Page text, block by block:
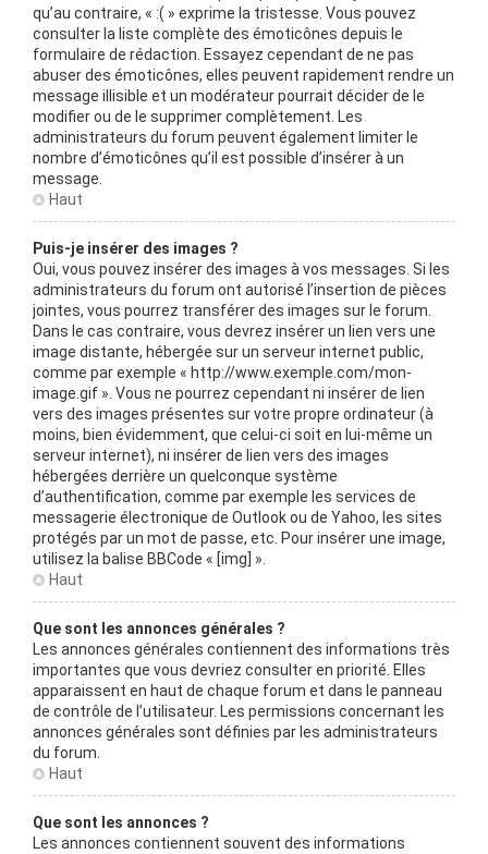
qu’au contraire, « :( » exprime la tristesse. Vous pouvez
consulter la liste complète des émoticônes depuis le
formulaire de rédaction. Essayez cependant de ne pas
abuser des émoticônes, elles peuvent rapidement rendre un
message illisible et un modérateur pourrait décider de le
modifier ou de le supprimer complètement. Les
administrateurs du forum peuvent également limiter le
nombre d’émoticônes qu’il est possible d’insérer à un
message.
Haut
Puis-je insérer des images ?
Oui, vous pouvez insérer des images à vos messages. Si les
administrateurs du forum ont autorisé l’insertion de pièces
jointes, vous pourrez transférer des images sur le forum.
Dans le cas contraire, vous devrez insérer un lien vers une
image distante, hébergée sur un serveur internet public,
comme par exemple « http://www.exemple.com/mon-
image.gif ». Vous ne pourrez cependant ni insérer de lien
vers des images présentes sur votre propre ordinateur (à
moins, bien évidemment, que celui-ci soit en lui-même un
serveur internet), ni insérer de lien vers des images
hébergées derrière un quelconque système
d’authentification, comme par exemple les services de
messagerie électronique de Outlook ou de Yahoo, les sites
protégés par un mot de passe, etc. Pour insérer une image,
utilisez la balise BBCode « [img] ».
Haut
Que sont les annonces générales ?
Les annonces générales contiennent des informations très
importantes que vous devriez consulter en priorité. Elles
apparaissent en haut de chaque forum et dans le panneau
de contrôle de l’utilisateur. Les permissions concernant les
annonces générales sont définies par les administrateurs
du forum.
Haut
Que sont les annonces ?
Les annonces contiennent souvent des informations